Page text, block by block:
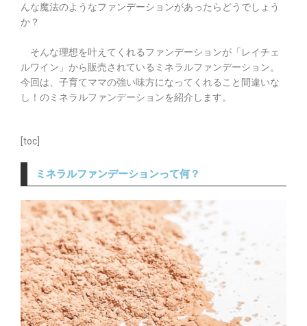
んな魔法のようなファンデーションがあったらどうでしょう
か？
そんな理想を叶えてくれるファンデーションが「レイチェ
ルワイン」から販売されているミネラルファンデーション。
今回は、子育てママの強い味方になってくれること間違いな
し！のミネラルファンデーションを紹介します。
[toc]
ミネラルファンデーションって何？